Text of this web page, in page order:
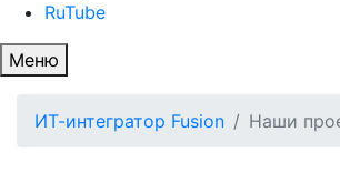
RuTube
Меню
ИТ-интегратор Fusion Наши